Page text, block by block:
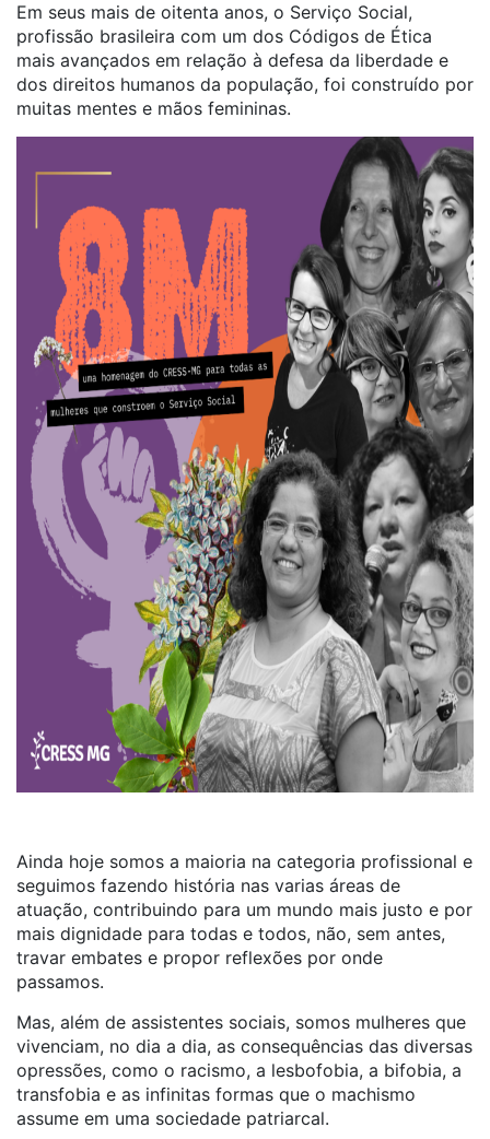
Em seus mais de oitenta anos, o Serviço Social,
profissão brasileira com um dos Códigos de Ética
mais avançados em relação à defesa da liberdade e
dos direitos humanos da população, foi construído por
muitas mentes e mãos femininas.
Ainda hoje somos a maioria na categoria profissional e
seguimos fazendo história nas varias áreas de
atuação, contribuindo para um mundo mais justo e por
mais dignidade para todas e todos, não, sem antes,
travar embates e propor reflexões por onde
passamos.
Mas, além de assistentes sociais, somos mulheres que
vivenciam, no dia a dia, as consequências das diversas
opressões, como o racismo, a lesbofobia, a bifobia, a
transfobia e as infinitas formas que o machismo
assume em uma sociedade patriarcal.